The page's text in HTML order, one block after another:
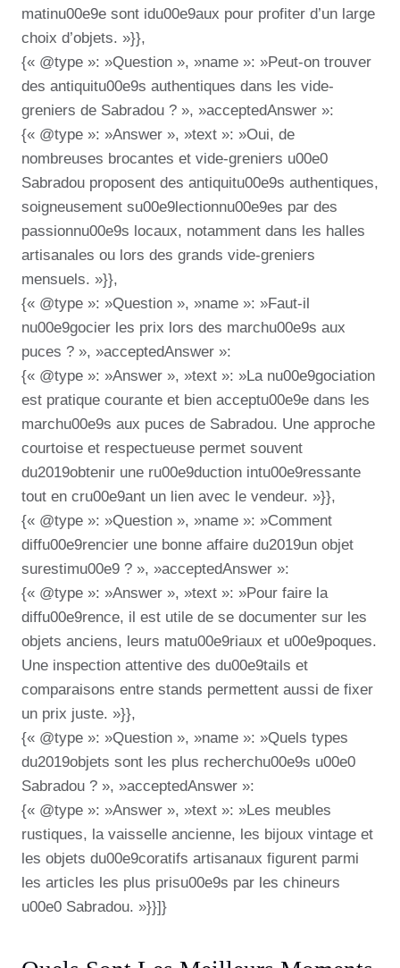
matinu00e9e sont idu00e9aux pour profiter d’un large
choix d’objets. »}},
{« @type »: »Question », »name »: »Peut-on trouver
des antiquitu00e9s authentiques dans les vide-
greniers de Sabradou ? », »acceptedAnswer »:
{« @type »: »Answer », »text »: »Oui, de
nombreuses brocantes et vide-greniers u00e0
Sabradou proposent des antiquitu00e9s authentiques,
soigneusement su00e9lectionnu00e9es par des
passionnu00e9s locaux, notamment dans les halles
artisanales ou lors des grands vide-greniers
mensuels. »}},
{« @type »: »Question », »name »: »Faut-il
nu00e9gocier les prix lors des marchu00e9s aux
puces ? », »acceptedAnswer »:
{« @type »: »Answer », »text »: »La nu00e9gociation
est pratique courante et bien acceptu00e9e dans les
marchu00e9s aux puces de Sabradou. Une approche
courtoise et respectueuse permet souvent
du2019obtenir une ru00e9duction intu00e9ressante
tout en cru00e9ant un lien avec le vendeur. »}},
{« @type »: »Question », »name »: »Comment
diffu00e9rencier une bonne affaire du2019un objet
surestimu00e9 ? », »acceptedAnswer »:
{« @type »: »Answer », »text »: »Pour faire la
diffu00e9rence, il est utile de se documenter sur les
objets anciens, leurs matu00e9riaux et u00e9poques.
Une inspection attentive des du00e9tails et
comparaisons entre stands permettent aussi de fixer
un prix juste. »}},
{« @type »: »Question », »name »: »Quels types
du2019objets sont les plus recherchu00e9s u00e0
Sabradou ? », »acceptedAnswer »:
{« @type »: »Answer », »text »: »Les meubles
rustiques, la vaisselle ancienne, les bijoux vintage et
les objets du00e9coratifs artisanaux figurent parmi
les articles les plus prisu00e9s par les chineurs
u00e0 Sabradou. »}}]}